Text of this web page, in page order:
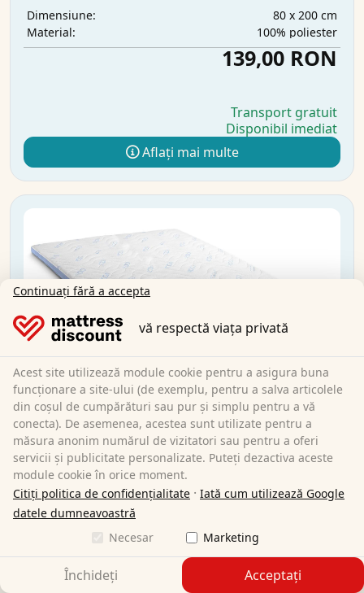
Dimensiune:
80 x 200 cm
Material:
100% poliester
139,00 RON
Transport gratuit
Disponibil imediat
Aflați mai multe
CloudComfort Cool Topper 120x200 cm H2/H3 +
pernă de susținere a gâtului Sleezzz® Cool cu
spumă gel conturată
Continuați fără a accepta
vă respectă viața privată
Acest site utilizează module cookie pentru a asigura buna
funcționare a site-ului (de exemplu, pentru a salva articolele
din coșul de cumpărături sau pur și simplu pentru a vă
conecta). De asemenea, acestea sunt utilizate pentru a
măsura anonim numărul de vizitatori sau pentru a oferi
servicii și publicitate personalizate. Puteți dezactiva aceste
module cookie în orice moment.
Citiți politica de confidențialitate · Iată cum utilizează Google
datele dumneavoastră
Necesar
Marketing
Închideți Acceptați